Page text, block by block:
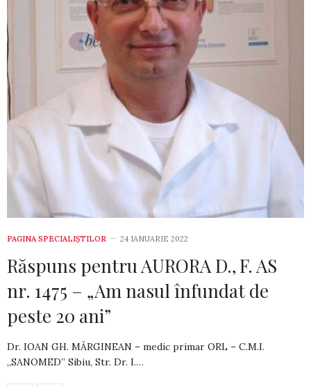
PAGINA SPECIALIȘTILOR 24 IANUARIE 2022
Răspuns pentru AURORA D., F. AS
nr. 1475 – „Am nasul înfundat de
peste 20 ani”
Dr. IOAN GH. MĂRGINEAN – medic primar ORL – C.M.I.
„SANOMED” Sibiu, Str. Dr. I.…